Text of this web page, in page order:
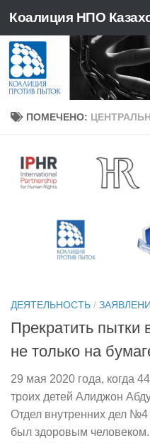
Перейти к
ПОМЕЧЕНО:
ДЕЯТЕЛЬНОСТЬ /
Прекратить пытки
не только на
29 мая 2020 года, когда
троих детей Алиджон
Отдел внутренних дел №4
был здоровым